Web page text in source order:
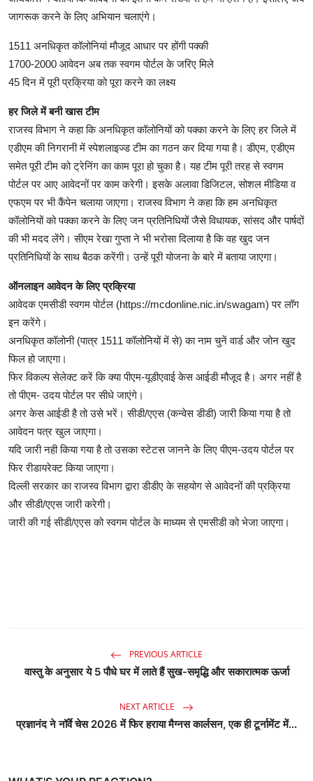
जागरूक करने के लिए अभियान चलाएंगे।
1511 अनधिकृत कॉलोनियां मौजूद आधार पर होंगी पक्की
1700-2000 आवेदन अब तक स्वगम पोर्टल के जरिए मिले
45 दिन में पूरी प्रक्रिया को पूरा करने का लक्ष्य
हर जिले में बनी खास टीम
राजस्व विभाग ने कहा कि अनधिकृत कॉलोनियों को पक्का करने के लिए हर जिले में
एडीएम की निगरानी में स्पेशलाइज्ड टीम का गठन कर दिया गया है। डीएम, एडीएम
समेत पूरी टीम को ट्रेनिंग का काम पूरा हो चुका है। यह टीम पूरी तरह से स्वगम
पोर्टल पर आए आवेदनों पर काम करेगी। इसके अलावा डिजिटल, सोशल मीडिया व
एफएम पर भी कैंपेन चलाया जाएगा। राजस्व विभाग ने कहा कि हम अनधिकृत
कॉलोनियों को पक्का करने के लिए जन प्रतिनिधियों जैसे विधायक, सांसद और पार्षदों
की भी मदद लेंगे। सीएम रेखा गुप्ता ने भी भरोसा दिलाया है कि वह खुद जन
प्रतिनिधियों के साथ बैठक करेंगी। उन्हें पूरी योजना के बारे में बताया जाएगा।
ऑनलाइन आवेदन के लिए प्रक्रिया
आवेदक एमसीडी स्वगम पोर्टल (https://mcdonline.nic.in/swagam) पर लॉग
इन करेंगे।
अनधिकृत कॉलोनी (पात्र 1511 कॉलोनियों में से) का नाम चुनें वार्ड और जोन खुद
फिल हो जाएगा।
फिर विकल्प सेलेक्ट करें कि क्या पीएम-यूडीएवाई केस आईडी मौजूद है। अगर नहीं है
तो पीएम- उदय पोर्टल पर सीधे जाएंगे।
अगर केस आईडी है तो उसे भरें। सीडी/एएस (कन्वेस डीडी) जारी किया गया है तो
आवेदन पत्र खुल जाएगा।
यदि जारी नही किया गया है तो उसका स्टेटस जानने के लिए पीएम-उदय पोर्टल पर
फिर रीडायरेक्ट किया जाएगा।
दिल्ली सरकार का राजस्व विभाग द्वारा डीडीए के सहयोग से आवेदनों की प्रक्रिया
और सीडी/एएस जारी करेगी।
जारी की गई सीडी/एएस को स्वगम पोर्टल के माध्यम से एमसीडी को भेजा जाएगा।
PREVIOUS ARTICLE
वास्तु के अनुसार ये 5 पौधे घर में लाते हैं सुख-समृद्धि और सकारात्मक ऊर्जा
NEXT ARTICLE
प्रज्ञानंद ने नॉर्वे चेस 2026 में फिर हराया मैग्नस कार्लसन, एक ही टूर्नामेंट में...